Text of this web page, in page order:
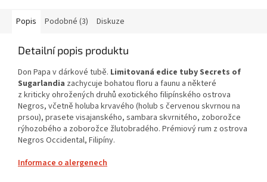
Popis Podobné (3) Diskuze
Detailní popis produktu
Don Papa v dárkové tubě. Limitovaná edice tuby Secrets of
Sugarlandia zachycuje bohatou floru a faunu a některé
z kriticky ohrožených druhů exotického filipínského ostrova
Negros, včetně holuba krvavého (holub s červenou skvrnou na
prsou), prasete visajanského, sambara skvrnitého, zoborožce
rýhozobého a zoborožce žlutobradého. Prémiový rum z ostrova
Negros Occidental, Filipíny.
Informace o alergenech